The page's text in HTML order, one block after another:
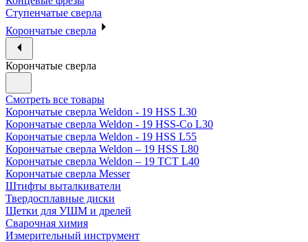
Ступенчатые сверла
Корончатые сверла
Корончатые сверла
Смотреть все товары
Корончатые сверла Weldon - 19 HSS L30
Корончатые сверла Weldon - 19 HSS-Co L30
Корончатые сверла Weldon - 19 HSS L55
Корончатые сверла Weldon – 19 HSS L80
Корончатые сверла Weldon – 19 TCT L40
Корончатые сверла Messer
Штифты выталкиватели
Твердосплавные диски
Щетки для УШМ и дрелей
Сварочная химия
Измерительный инструмент